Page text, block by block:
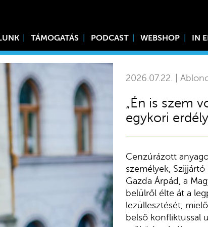
TÁMOGATÁS PODCAST WEBSHOP IN
2026.07.22. |
„Én is szem
egykori
Cenzúrázott
személyek,
Gazda Árpád, a
belülről élte át a
lezüllesztését,
belső konfliktussal